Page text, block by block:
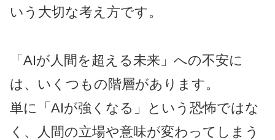
いう大切な考え方です。
「AIが人間を超える未来」への不安に
は、いくつもの階層があります。
単に「AIが強くなる」という恐怖ではな
く、人間の立場や意味が変わってしまう